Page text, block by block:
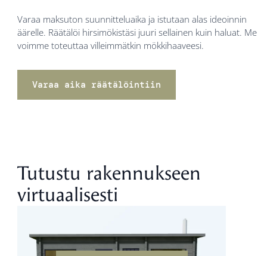
Varaa maksuton suunnitteluaika ja istutaan alas ideoinnin
äärelle. Räätälöi hirsimökistäsi juuri sellainen kuin haluat. Me
voimme toteuttaa villeimmätkin mökkihaaveesi.
Varaa aika räätälöintiin
Tutustu rakennukseen
virtuaalisesti